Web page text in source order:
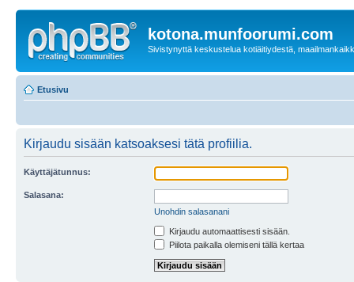
kotona.munfoorumi.com
Sivistynyttä keskustelua kotiäitiydestä,
Etusivu
Kirjaudu sisään katsoaksesi tätä profiilia.
Käyttäjätunnus:
Salasana:
Unohdin salasanani
Kirjaudu automaattisesti sisään.
Piilota paikalla olemiseni tällä kertaa